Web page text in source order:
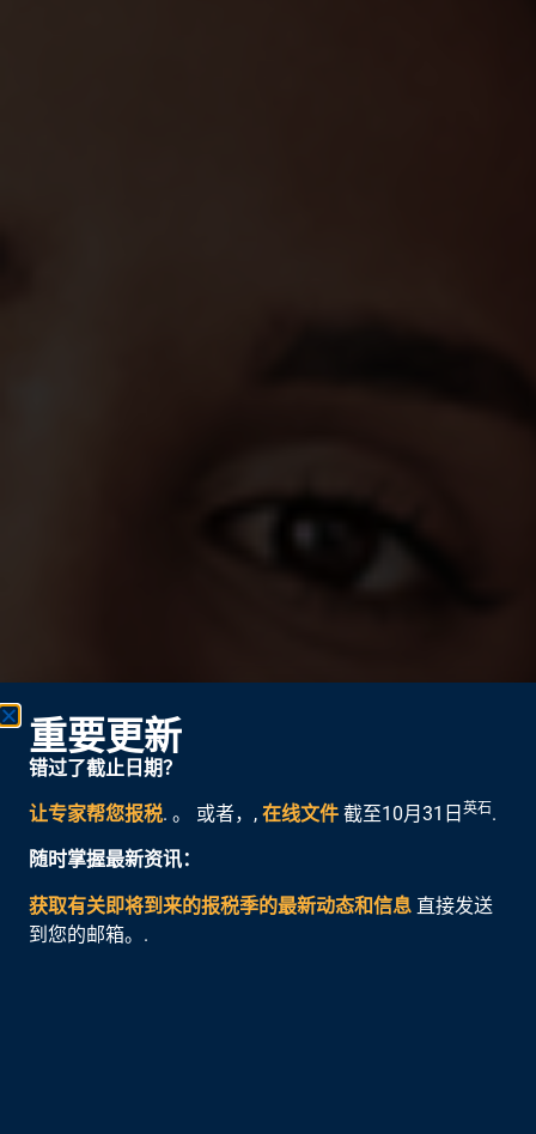
重要更新
错过了截止日期？
让专家帮您报税. 。 或者，, 在线文件 截至10月31日 英石.
随时掌握最新资讯：
获取有关即将到来的报税季的最新动态和信息 直接发送
到您的邮箱。.